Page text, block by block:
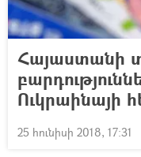
Հայաստանի
Ուկրաինայի
25 հունիսի 2018, 17:31